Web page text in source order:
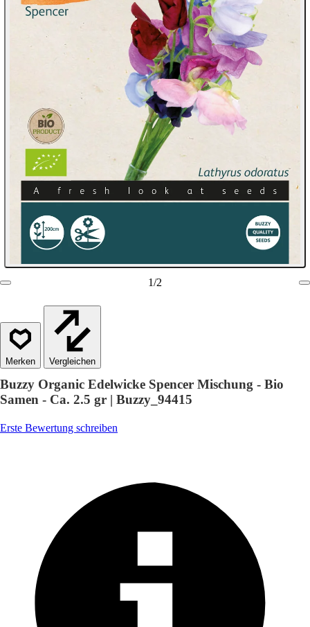
1/2
Vergleichen
Buzzy Organic Edelwicke Spencer Mischung - Bio
Samen - Ca. 2.5 gr | Buzzy_94415
Erste Bewertung schreiben